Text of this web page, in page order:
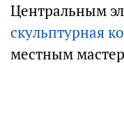
Центральным
скульптурная
местным